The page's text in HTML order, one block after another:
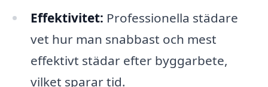
Effektivitet: Professionella städare
vet hur man snabbast och mest
effektivt städar efter byggarbete,
vilket sparar tid.